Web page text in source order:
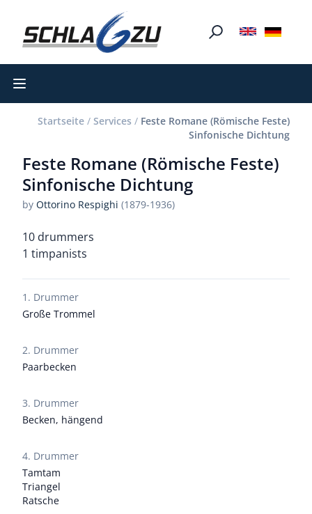
Open main menu
Startseite / Services / Feste Romane (Römische Feste)
Sinfonische Dichtung
Feste Romane (Römische Feste)
Sinfonische Dichtung
by Ottorino Respighi (1879-1936)
10 drummers
1 timpanists
1. Drummer
Große Trommel
2. Drummer
Paarbecken
3. Drummer
Becken, hängend
4. Drummer
Tamtam
Triangel
Ratsche